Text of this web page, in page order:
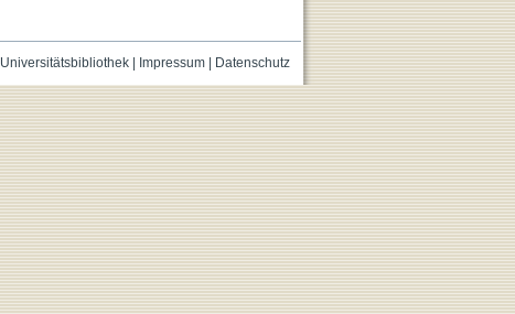
Universitätsbibliothek| Impressum| Datenschutz